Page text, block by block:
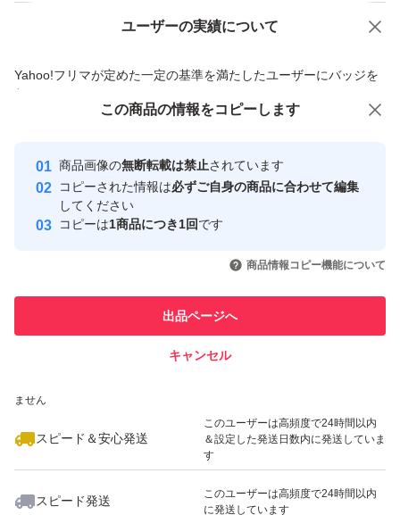
ユーザーの実績について
Yahoo!フリマが定めた一定の基準を満たしたユーザーにバッジを
付与しています
安心取引出品者
心・安全なユーザーです
取引実績
引を完了させた実績があります
での取引実績があります
ません
スピード＆安心発送
このユーザーは高頻度で24時間以内
＆設定した発送日数内に発送していま
す
スピード発送
このユーザーは高頻度で24時間以内
に発送しています
価格の相談 商品への質問
この商品の情報をコピーします
商品画像の無断転載は禁止されています
コピーされた情報は必ずご自身の商品に合わせて編集
してください
コピーは1商品につき1回です
商品情報コピー機能について
出品ページへ
キャンセル
この商品をみている人にオススメ